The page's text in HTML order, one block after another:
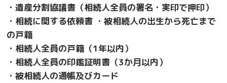
・遺産分割協議書（相続人全員の署名・実印で押印）
・相続に関する依頼書 ・被相続人の出生から死亡まで
の戸籍
・相続人全員の戸籍（1年以内）
・相続人全員の印鑑証明書（3か月以内）
・被相続人の通帳及びカード